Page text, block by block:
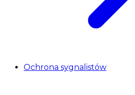
Ochrona sygnalistów